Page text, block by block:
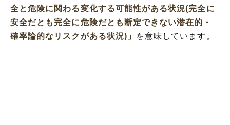
全と危険に関わる変化する可能性がある状況(完全に
安全だとも完全に危険だとも断定できない潜在的・
確率論的なリスクがある状況)」
を意味しています。